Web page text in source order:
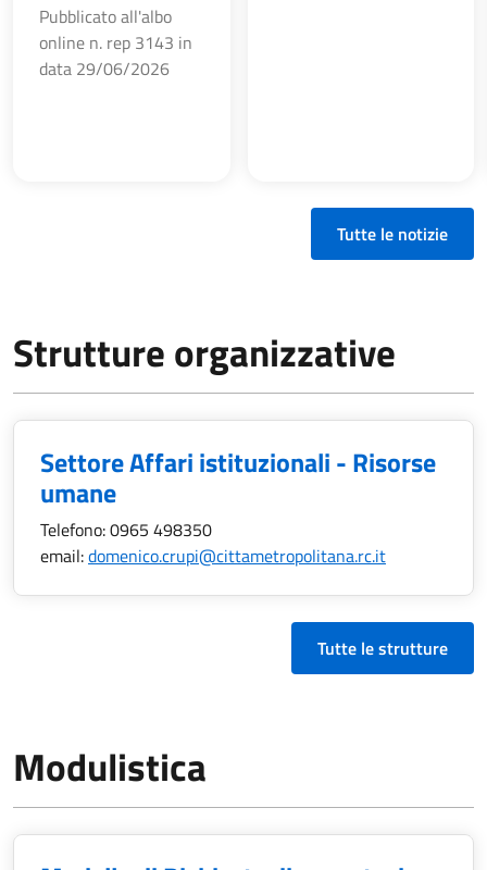
Pubblicato all'albo
online n. rep 3143 in
data 29/06/2026
Tutte le notizie
Strutture organizzative
Settore Affari istituzionali - Risorse
umane
Telefono:0965 498350
email:domenico.crupi@cittametropolitana.rc.it
Tutte le strutture
Modulistica